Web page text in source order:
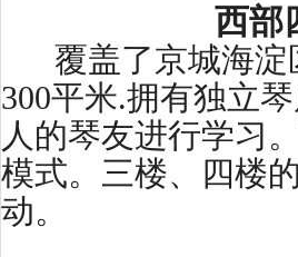
西部
覆盖了京城海淀
300平米.拥有独立
人的琴友进行学习
模式。三楼、四楼
动。